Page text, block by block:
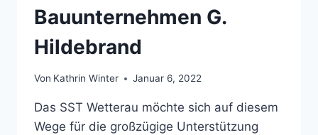
Bauunternehmen G.
Hildebrand
Von Kathrin Winter Januar 6, 2022
Das SST Wetterau möchte sich auf diesem
Wege für die großzügige Unterstützung